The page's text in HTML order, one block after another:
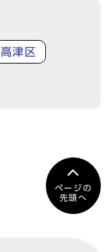
高津区
ページの
先頭へ